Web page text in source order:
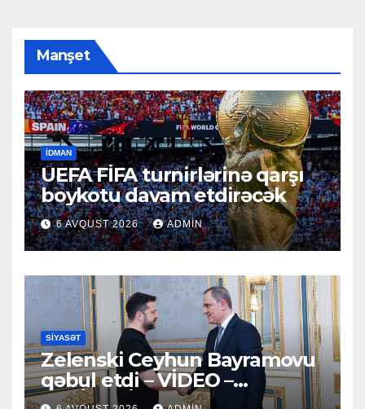
Manşet
İDMAN
UEFA FİFA turnirlərinə qarşı
boykotu davam etdirəcək
6 AVQUST 2026 ADMIN
SIYASƏT
Zelenski Ceyhun Bayramovu
qəbul etdi – VİDEO –
YENİLƏNİB